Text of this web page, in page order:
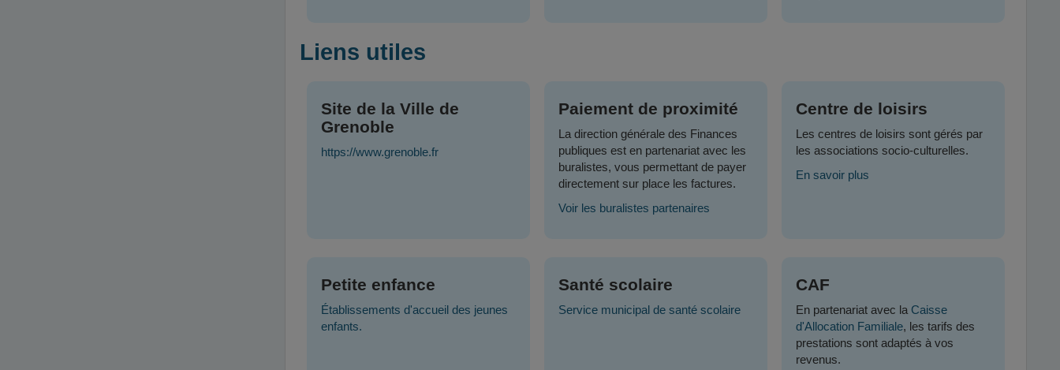
Liens utiles
Site de la Ville de
Grenoble
https://www.grenoble.fr
Paiement de proximité
La direction générale des Finances
publiques est en partenariat avec les
buralistes, vous permettant de payer
directement sur place les factures.
Voir les buralistes partenaires
Centre de loisirs
Les centres de loisirs sont gérés par
les associations socio-culturelles.
En savoir plus
Petite enfance
Établissements d'accueil des jeunes
enfants.
Santé scolaire
Service municipal de santé scolaire
CAF
En partenariat avec la Caisse
d'Allocation Familiale, les tarifs des
prestations sont adaptés à vos
revenus.